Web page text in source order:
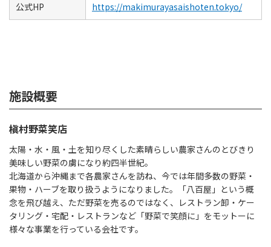
公式HP https://makimurayasaishoten.tokyo/
施設概要
槇村野菜笑店
太陽・水・風・土を知り尽くした素晴らしい農家さんのとびきり
美味しい野菜の虜になり約四半世紀。
北海道から沖縄まで各農家さんを訪ね、今では年間多数の野菜・
果物・ハーブを取り扱うようになりました。「八百屋」という概
念を飛び越え、ただ野菜を売るのではなく、レストラン卸・ケー
タリング・宅配・レストランなど「野菜で笑顔に」をモットーに
様々な事業を行っている会社です。